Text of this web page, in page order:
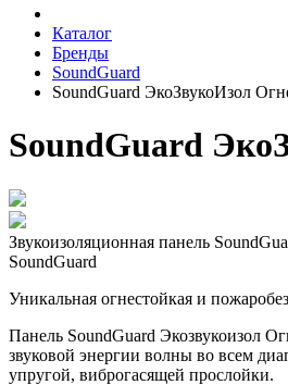
Каталог
Бренды
SoundGuard
SoundGuard ЭкоЗвукоИзол
SoundGuard
Звукоизоляционная панель
SoundGuard
Уникальная огнестойкая и
Панель SoundGuard Экозвукоизол
звуковой энергии волны во всем
упругой, виброгасящей прослойки.